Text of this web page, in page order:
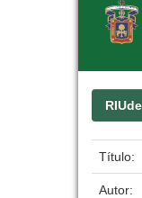
Título:
Autor: